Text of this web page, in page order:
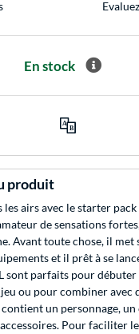
En stock
produit
les airs avec le starter
de sensations
Avant toute chose, il met
et il prêt à se
sont parfaits pour
ou pour combiner avec
un personnage,
Pour faciliter